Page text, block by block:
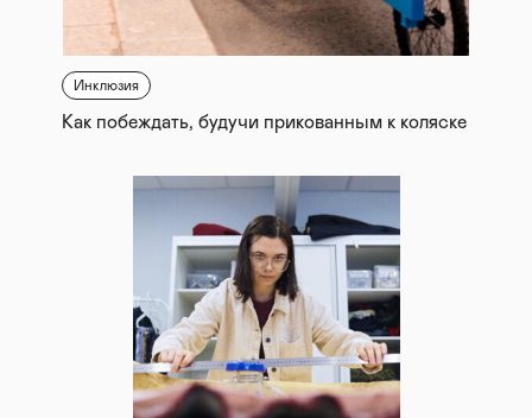
Инклюзия
Как побеждать, будучи прикованным к коляске